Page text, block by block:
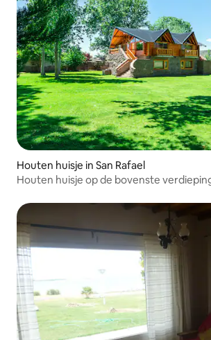
Houten huisje in San Rafael
Houten huisje op de bovenste